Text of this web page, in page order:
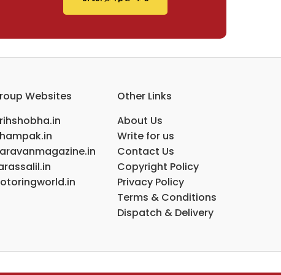
Websites
Other Links
About Us
Write for us
Contact Us
Copyright Policy
Privacy Policy
Terms & Conditions
Dispatch & Delivery